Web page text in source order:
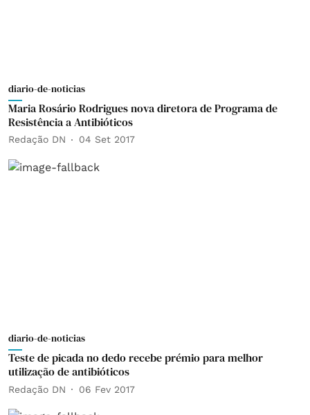
diario-de-noticias
Maria Rosário Rodrigues nova diretora de Programa de
Resistência a Antibióticos
Redação DN 04 Set 2017
diario-de-noticias
Teste de picada no dedo recebe prémio para melhor
utilização de antibióticos
Redação DN 06 Fev 2017